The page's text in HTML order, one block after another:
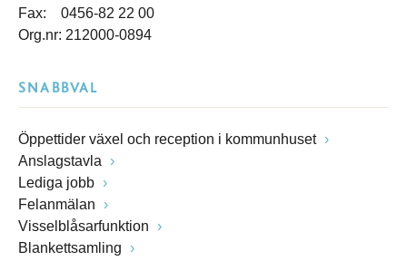
Fax: 0456-82 22 00
Org.nr: 212000-0894
SNABBVAL
Öppettider växel och reception i kommunhuset
Anslagstavla
Lediga jobb
Felanmälan
Visselblåsarfunktion
Blankettsamling